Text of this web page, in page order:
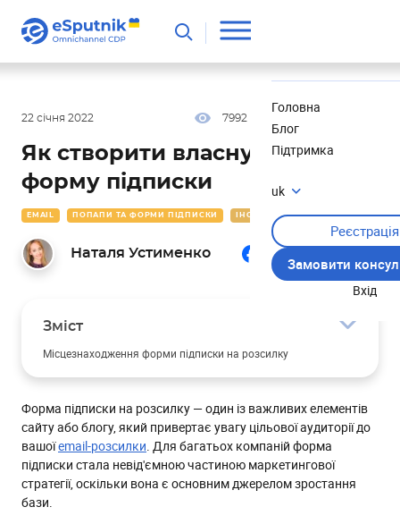
Головна
Блог
Підтримка
uk
Реєстрація
Замовити
Вхід
22 січня 2022 7992
EMAIL ПОПАПИ ТА ФОРМИ ПІДПИСКИ ІНСТРУКЦІЇ
Як створити власну ідеальну
форму підписки
Наталя Устименко
Зміст
Місцезнаходження форми підписки на розсилку
✔ Розміщуйте форму в помітному місці
✔ Виділяйте форму на основному фоні
✔ Додавайте візуальні вказівки
✔ Робіть форми наскрізними
✔ Використовуйте кілька форм
Форма підписки на розсилку — один із важливих елементів
сайту або блогу, який привертає увагу цільової аудиторії до
вашоїemail-розсилки. Для багатьох компаній форма
підписки стала невід'ємною частиною маркетингової
стратегії, оскільки вона є основним джерелом зростання
бази.